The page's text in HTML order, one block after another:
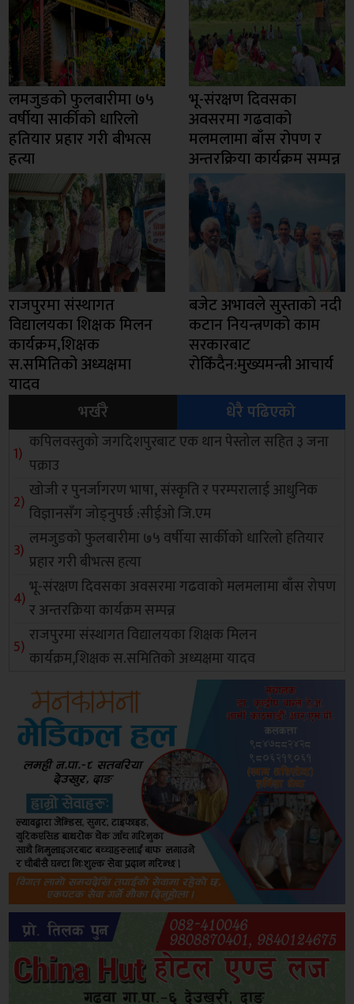
लमजुङको फुलबारीमा ७५
वर्षीया सार्कीको धारिलो
हतियार प्रहार गरी बीभत्स
हत्या
भू-संरक्षण दिवसका
अवसरमा गढवाको
मलमलामा बाँस रोपण र
अन्तरक्रिया कार्यक्रम सम्पन्न
राजपुरमा संस्थागत
विद्यालयका शिक्षक मिलन
कार्यक्रम,शिक्षक
स.समितिको अध्यक्षमा
यादव
बजेट अभावले सुस्ताको नदी
कटान नियन्त्रणको काम
सरकारबाट
रोकिँदैन:मुख्यमन्त्री आचार्य
भर्खरै
धेरै पढिएको
कपिलवस्तुको जगदिशपुरबाट एक थान पेस्तोल सहित ३ जना
पक्राउ
खोजी र पुनर्जागरण भाषा, संस्कृति र परम्परालाई आधुनिक
विज्ञानसँग जोड्नुपर्छ :सीईओ जि.एम
लमजुङको फुलबारीमा ७५ वर्षीया सार्कीको धारिलो हतियार
प्रहार गरी बीभत्स हत्या
भू-संरक्षण दिवसका अवसरमा गढवाको मलमलामा बाँस रोपण
र अन्तरक्रिया कार्यक्रम सम्पन्न
राजपुरमा संस्थागत विद्यालयका शिक्षक मिलन
कार्यक्रम,शिक्षक स.समितिको अध्यक्षमा यादव